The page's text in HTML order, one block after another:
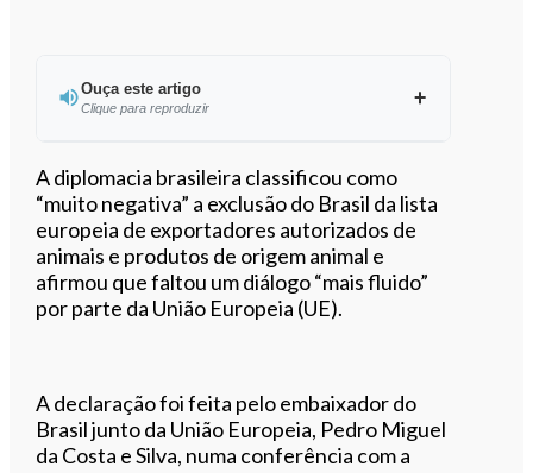
Ouça este artigo
Clique para reproduzir
Ouvir este artigo
A diplomacia brasileira classificou como
“muito negativa” a exclusão do Brasil da lista
europeia de exportadores autorizados de
animais e produtos de origem animal e
afirmou que faltou um diálogo “mais fluido”
por parte da União Europeia (UE).
A declaração foi feita pelo embaixador do
Brasil junto da União Europeia, Pedro Miguel
da Costa e Silva, numa conferência com a